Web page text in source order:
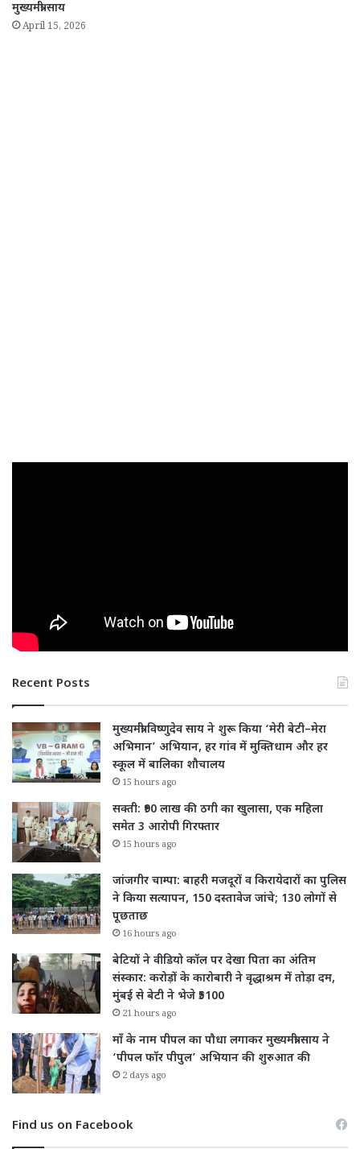
मुख्यमंत्री साय
April 15, 2026
Recent Posts
मुख्यमंत्री विष्णुदेव साय ने शुरू किया ‘मेरी बेटी–मेरा
अभिमान’ अभियान, हर गांव में मुक्तिधाम और हर
स्कूल में बालिका शौचालय
15 hours ago
सक्ती: ₹90 लाख की ठगी का खुलासा, एक महिला
समेत 3 आरोपी गिरफ्तार
15 hours ago
जांजगीर चाम्पा: बाहरी मजदूरों व किरायेदारों का पुलिस
ने किया सत्यापन, 150 दस्तावेज जांचे; 130 लोगों से
पूछताछ
16 hours ago
बेटियों ने वीडियो कॉल पर देखा पिता का अंतिम
संस्कार: करोड़ों के कारोबारी ने वृद्धाश्रम में तोड़ा दम,
मुंबई से बेटी ने भेजे ₹5100
21 hours ago
माँ के नाम पीपल का पौधा लगाकर मुख्यमंत्री साय ने
‘पीपल फॉर पीपुल’ अभियान की शुरुआत की
2 days ago
Find us on Facebook